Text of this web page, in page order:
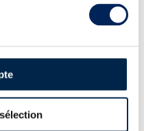
OF. ANTIQUE
et embouteillé en 2018